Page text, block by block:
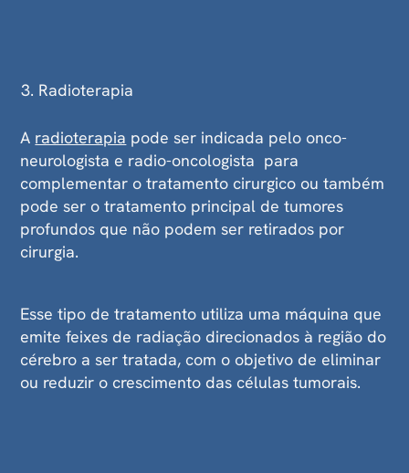
Radioterapia
A radioterapia pode ser indicada pelo onco-
neurologista e radio-oncologista para
complementar o tratamento cirurgico ou também
pode ser o tratamento principal de tumores
profundos que não podem ser retirados por
cirurgia.
Esse tipo de tratamento utiliza uma máquina que
emite feixes de radiação direcionados à região do
cérebro a ser tratada, com o objetivo de eliminar
ou reduzir o crescimento das células tumorais.